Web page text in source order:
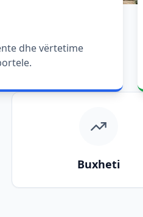
dhe vërtetime
Buxheti